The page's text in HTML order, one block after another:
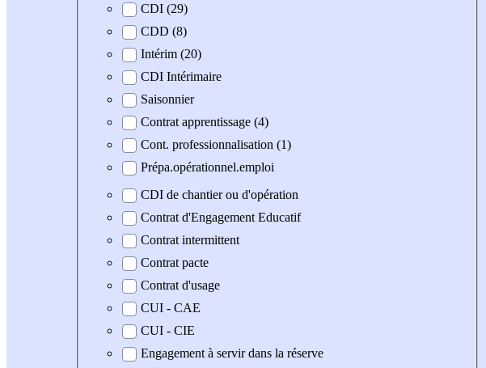
Type de contratCDI (29)
CDD (8)
Intérim (20)
CDI Intérimaire
Saisonnier
Contrat apprentissage (4)
Cont. professionnalisation (1)
Prépa.opérationnel.emploi
CDI de chantier ou d'opération
Contrat d'Engagement Educatif
Contrat intermittent
Contrat pacte
Contrat d'usage
CUI - CAE
CUI - CIE
Engagement à servir dans la réserve